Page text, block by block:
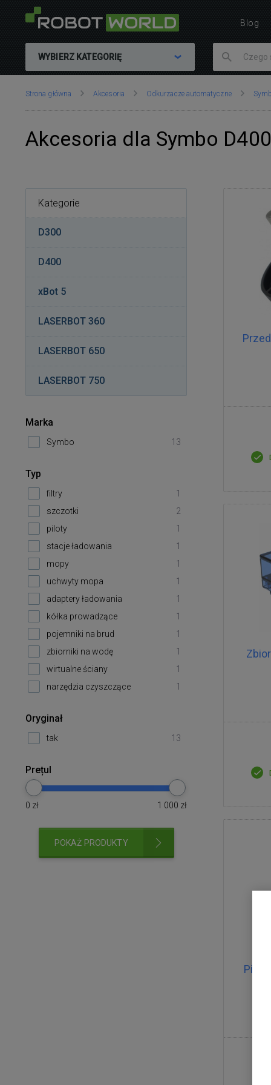
WYBIERZ KATEGORIĘ
Znajdujesz
Strona główna Akcesoria Odkurzacze automatyczne
Akcesoria dla Symbo D400
Pilot
Kategorie
D300
D400
xBot 5
LASERBOT 360
LASERBOT 650
LASERBOT 750
Marka
Symbo 13
Typ
filtry
1
szczotki
2
piloty
1
stacje ładowania
1
mopy
1
uchwyty mopa
1
adaptery ładowania
1
kółka prowadzące
1
pojemniki na brud
1
zbiorniki na wodę
1
wirtualne ściany
1
narzędzia czyszczące
1
Oryginał
tak 13
Prețul
0 zł 1 000 zł
POKAŻ PRODUKTY
Blog